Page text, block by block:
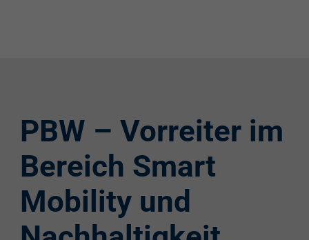
PBW – Vorreiter im
Bereich Smart
Mobility und